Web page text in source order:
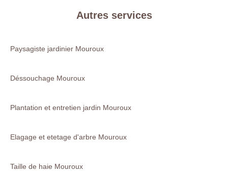
Autres services
Paysagiste jardinier Mouroux
Déssouchage Mouroux
Plantation et entretien jardin Mouroux
Elagage et etetage d'arbre Mouroux
Taille de haie Mouroux